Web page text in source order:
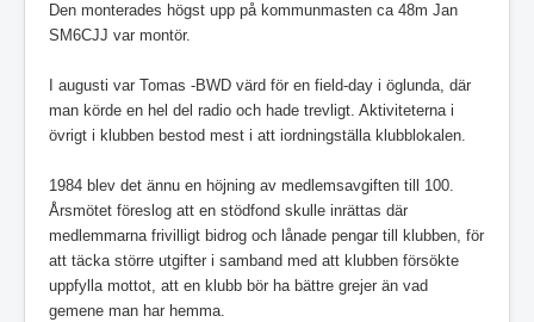
Den monterades högst upp på kommunmasten ca 48m Jan
SM6CJJ var montör.
I augusti var Tomas -BWD värd för en field-day i öglunda, där
man körde en hel del radio och hade trevligt. Aktiviteterna i
övrigt i klubben bestod mest i att iordningställa klubblokalen.
1984 blev det ännu en höjning av medlemsavgiften till 100.
Årsmötet föreslog att en stödfond skulle inrättas där
medlemmarna frivilligt bidrog och lånade pengar till klubben, för
att täcka större utgifter i samband med att klubben försökte
uppfylla mottot, att en klubb bör ha bättre grejer än vad
gemene man har hemma.